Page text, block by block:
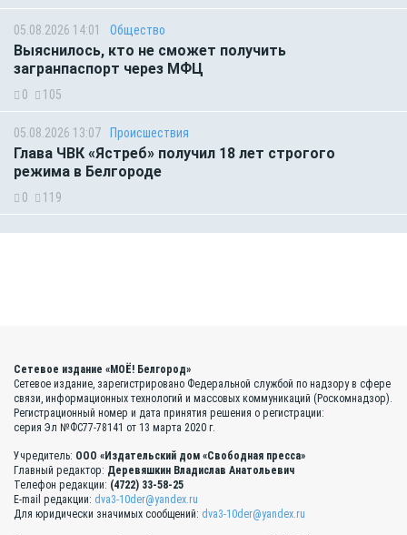
05.08.2026 14:01 Общество
Выяснилось, кто не сможет получить
загранпаспорт через МФЦ
0 105
05.08.2026 13:07 Происшествия
Глава ЧВК «Ястреб» получил 18 лет строгого
режима в Белгороде
0 119
Сетевое издание «МОЁ! Белгород»
Сетевое издание, зарегистрировано Федеральной службой по надзору в сфере
связи, информационных технологий и массовых коммуникаций (Роскомнадзор).
Регистрационный номер и дата принятия решения о регистрации:
серия Эл №ФС77-78141 от 13 марта 2020 г.
Учредитель: ООО «Издательский дом «Свободная пресса»
Главный редактор: Деревяшкин Владислав Анатольевич
Телефон редакции: (4722) 33-58-25
E-mail редакции: dva3-10der@yandex.ru
Для юридически значимых сообщений: dva3-10der@yandex.ru